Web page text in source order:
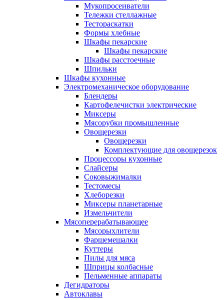
Мукопросеиватели
Тележки стеллажные
Тестораскатки
Формы хлебные
Шкафы пекарские
Шкафы пекарские
Шкафы расстоечные
Шпильки
Шкафы кухонные
Электромеханическое оборудование
Блендеры
Картофелечистки электрические
Миксеры
Мясорубки промышленные
Овощерезки
Овощерезки
Комплектующие для овощерезок
Процессоры кухонные
Слайсеры
Соковыжималки
Тестомесы
Хлеборезки
Миксеры планетарные
Измельчители
Мясоперерабатывающее
Мясорыхлители
Фаршемешалки
Куттеры
Пилы для мяса
Шприцы колбасные
Пельменные аппараты
Дегидраторы
Автоклавы